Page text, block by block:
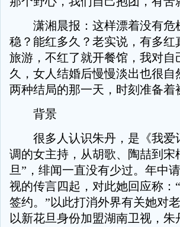
潇湘晨报：这样漂着没有危
稳？能红多久？老实说，有多
旅游，不红了就开餐馆，我对
久，女人结婚后慢慢淡出也很
两种结局的那一天，时刻准备
背景
很多人认识朱丹，是《我爱
调的女主持，从胡歌、陶喆到
旦”，绯闻一直没有少过。年中
视的传言四起，对此她回应称
签约。”以此打消外界有关她对
以新花旦身份加盟湖南卫视，